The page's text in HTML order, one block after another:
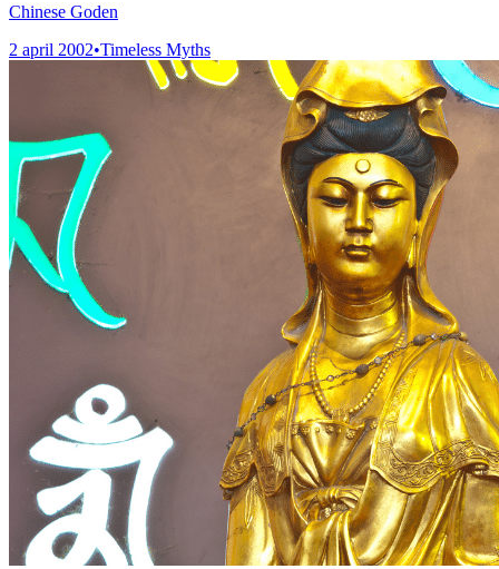
Chinese Goden
2 april 2002•Timeless Myths